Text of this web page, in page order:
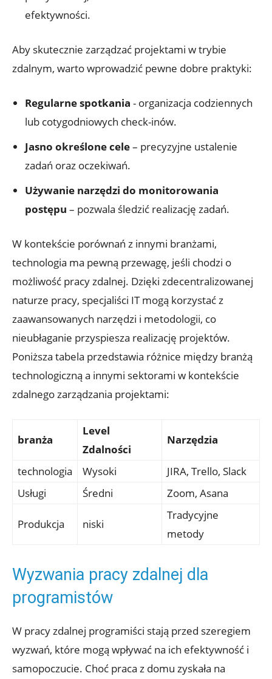
efektywności.
Aby‌ skutecznie zarządzać projektami w trybie
⁣zdalnym, warto wprowadzić pewne dobre praktyki:
Regularne spotkania -⁤ organizacja ​codziennych
lub cotygodniowych check-inów.
Jasno określone cele– ⁣precyzyjne ustalenie
zadań oraz oczekiwań.
Używanie narzędzi do monitorowania
postępu – pozwala⁣ śledzić realizację zadań.
W kontekście porównań z innymi branżami,
technologia ma pewną ​przewagę, jeśli chodzi o​
możliwość pracy zdalnej. Dzięki⁢ zdecentralizowanej
naturze pracy,⁣ specjaliści IT mogą ⁢korzystać z
zaawansowanych narzędzi i metodologii, co
nieubłaganie przyspiesza realizację projektów.
Poniższa‍ tabela przedstawia różnice ⁢między branżą
technologiczną a innymi ⁤sektorami w ‌kontekście
zdalnego ⁣zarządzania projektami:
branża
Level
Zdalności
Narzędzia
technologia Wysoki
JIRA, Trello, Slack
Usługi
Średni Zoom,‌ Asana
Produkcja niski
Tradycyjne
⁢metody
Wyzwania ⁣pracy zdalnej dla
programistów
W pracy zdalnej programiści stają przed‌ szeregiem
wyzwań, które mogą wpływać na ich efektywność i
samopoczucie.​ Choć praca⁤ z domu zyskała​ na